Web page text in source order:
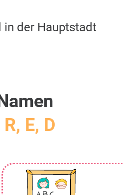
in der Hauptstadt
E, D